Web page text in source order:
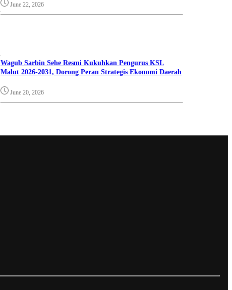
June 22, 2026
Wagub Sarbin Sehe Resmi Kukuhkan Pengurus KSL
Malut 2026-2031, Dorong Peran Strategis Ekonomi Daerah
June 20, 2026